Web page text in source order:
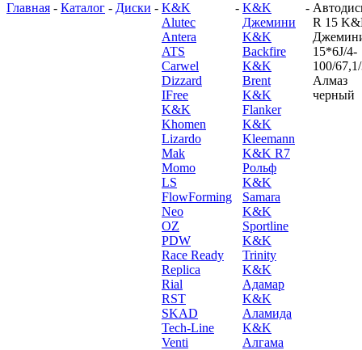
Главная - Каталог - Диски - K&K
Alutec
Antera
ATS
Carwel
Dizzard
IFree
K&K
Khomen
Lizardo
Mak
Momo
LS
FlowForming
Neo
OZ
PDW
Race Ready
Replica
Rial
RST
SKAD
Tech-Line
Venti
- K&K
Джемини
K&K
Backfire
K&K
Brent
K&K
Flanker
K&K
Kleemann
K&K R7
Рольф
K&K
Samara
K&K
Sportline
K&K
Trinity
K&K
Адамар
K&K
Аламида
K&K
Алгама
-
R 15
15*6J/4-
100/
Алмаз
черный